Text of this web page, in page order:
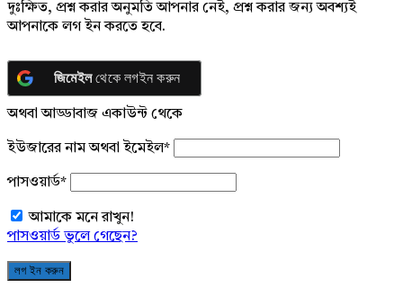
দুঃক্ষিত, প্রশ্ন করার অনুমতি আপনার নেই, প্রশ্ন করার জন্য অবশ্যই
আপনাকে লগ ইন করতে হবে.
জিমেইলথেকে লগইন করুন
অথবা আড্ডাবাজ একাউন্ট থেকে
ইউজারের নাম অথবা ইমেইল*
পাসওয়ার্ড*
আমাকে মনে রাখুন!
পাসওয়ার্ড ভুলে গেছেন?